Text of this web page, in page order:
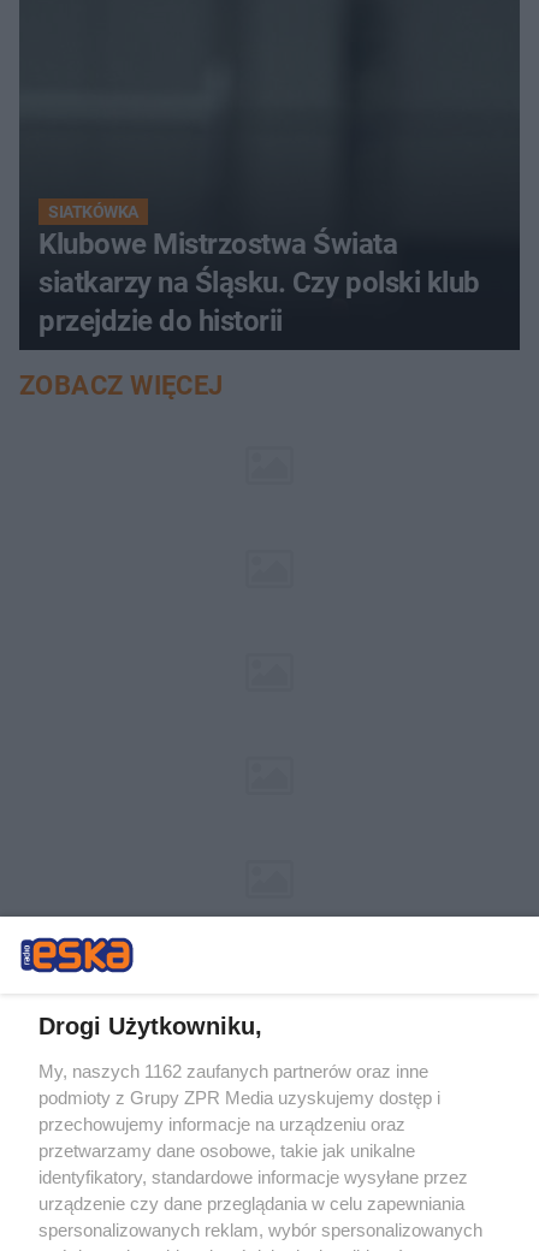
SIATKÓWKA
Klubowe Mistrzostwa Świata
siatkarzy na Śląsku. Czy polski klub
przejdzie do historii
ZOBACZ WIĘCEJ
Żaden utwór zamieszczony w serwisie nie może być powielany i
rozpowszechniany lub dalej rozpowszechniany w jakikolwiek sposób (w
tym także elektroniczny lub mechaniczny) na jakimkolwiek polu
eksploatacji w jakiejkolwiek formie, włącznie z umieszczaniem w
Internecie bez pisemnej zgody właściciela praw. Jakiekolwiek użycie lub
wykorzystanie utworów w całości lub w części z naruszeniem prawa,
tzn. bez właściwej zgody, jest zabronione pod groźbą kary i może być
ścigane prawnie.
Drogi Użytkowniku,
My, naszych 1162 zaufanych partnerów oraz inne
podmioty z Grupy ZPR Media uzyskujemy dostęp i
przechowujemy informacje na urządzeniu oraz
przetwarzamy dane osobowe, takie jak unikalne
identyfikatory, standardowe informacje wysyłane przez
urządzenie czy dane przeglądania w celu zapewniania
spersonalizowanych reklam, wybór spersonalizowanych